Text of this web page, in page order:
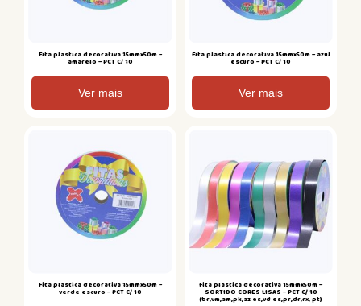
Fita plastica decorativa 15mmx50m –
amarelo – PCT C/ 10
Ver mais
Fita plastica decorativa 15mmx50m – azul
escuro – PCT C/ 10
Ver mais
Fita plastica decorativa 15mmx50m –
verde escuro – PCT C/ 10
Fita plastica decorativa 15mmx50m –
SORTIDO CORES LISAS – PCT C/ 10
(br,vm,am,pk,az es,vd es,pr,dr,rx, pt)